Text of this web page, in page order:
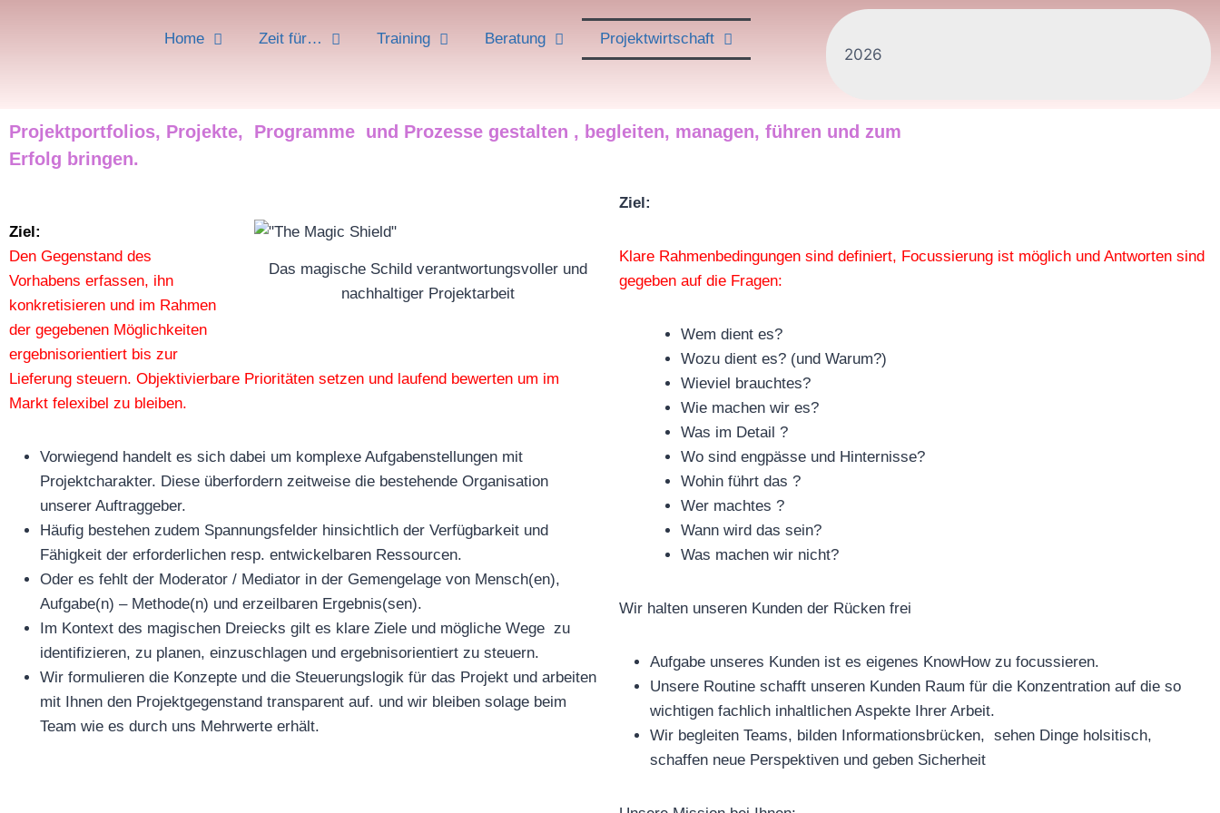
Home Zeit für… Training Beratung Projektwirtschaft
Projektportfolios, Projekte, Programme und Prozesse gestalten , begleiten, managen, führen und zum
Erfolg bringen.
Das magische Schild verantwortungsvoller und
nachhaltiger Projektarbeit
Ziel:
Den Gegenstand des
Vorhabens erfassen, ihn
konkretisieren und im Rahmen
der gegebenen Möglichkeiten
ergebnisorientiert bis zur
Lieferung steuern. Objektivierbare Prioritäten setzen und laufend bewerten um im
Markt felexibel zu bleiben.
Vorwiegend handelt es sich dabei um komplexe Aufgabenstellungen mit
Projektcharakter. Diese überfordern zeitweise die bestehende Organisation
unserer Auftraggeber.
Häufig bestehen zudem Spannungsfelder hinsichtlich der Verfügbarkeit und
Fähigkeit der erforderlichen resp. entwickelbaren Ressourcen.
Oder es fehlt der Moderator / Mediator in der Gemengelage von Mensch(en),
Aufgabe(n) – Methode(n) und erzeilbaren Ergebnis(sen).
Im Kontext des magischen Dreiecks gilt es klare Ziele und mögliche Wege zu
identifizieren, zu planen, einzuschlagen und ergebnisorientiert zu steuern.
Wir formulieren die Konzepte und die Steuerungslogik für das Projekt und arbeiten
mit Ihnen den Projektgegenstand transparent auf. und wir bleiben solage beim
Team wie es durch uns Mehrwerte erhält.
Ziel:
Klare Rahmenbedingungen sind definiert, Focussierung ist möglich und Antworten sind
gegeben auf die Fragen:
Wem dient es?
Wozu dient es? (und Warum?)
Wieviel brauchtes?
Wie machen wir es?
Was im Detail ?
Wo sind engpässe und Hinternisse?
Wohin führt das ?
Wer machtes ?
Wann wird das sein?
Was machen wir nicht?
Wir halten unseren Kunden der Rücken frei
Aufgabe unseres Kunden ist es eigenes KnowHow zu focussieren.
Unsere Routine schafft unseren Kunden Raum für die Konzentration auf die so
wichtigen fachlich inhaltlichen Aspekte Ihrer Arbeit.
Wir begleiten Teams, bilden Informationsbrücken, sehen Dinge holsitisch,
schaffen neue Perspektiven und geben Sicherheit